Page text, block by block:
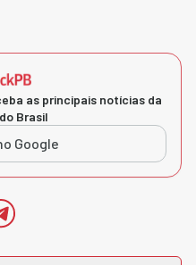
as principais notícias da
Brasil
Google